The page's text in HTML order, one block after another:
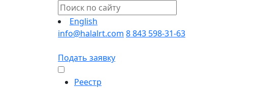
English
info@halalrt.com 8 843 598-31-63
Подать заявку
Реестр